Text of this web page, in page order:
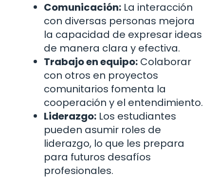
Comunicación: La interacción
con diversas personas mejora
la capacidad de expresar ideas
de manera clara y efectiva.
Trabajo en equipo: Colaborar
con otros en proyectos
comunitarios fomenta la
cooperación y el entendimiento.
Liderazgo: Los estudiantes
pueden asumir roles de
liderazgo, lo que les prepara
para futuros desafíos
profesionales.